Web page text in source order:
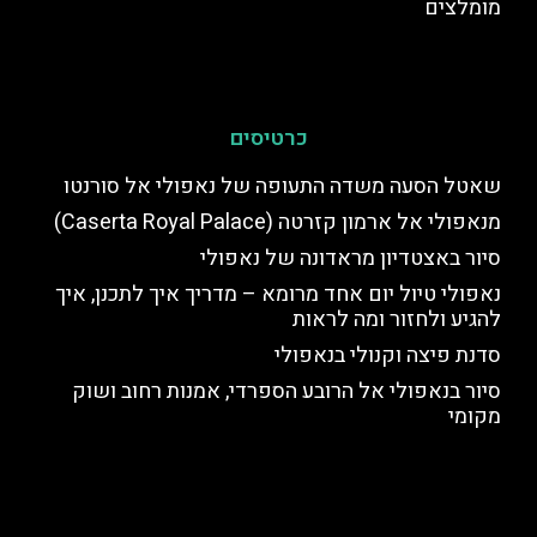
מומלצים
כרטיסים
שאטל הסעה משדה התעופה של נאפולי אל סורנטו
מנאפולי אל ארמון קזרטה (Caserta Royal Palace)
סיור באצטדיון מראדונה של נאפולי
נאפולי טיול יום אחד מרומא – מדריך איך לתכנן, איך
להגיע ולחזור ומה לראות
סדנת פיצה וקנולי בנאפולי
סיור בנאפולי אל הרובע הספרדי, אמנות רחוב ושוק
מקומי